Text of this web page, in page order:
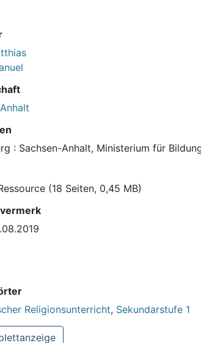
: Sachsen-Anhalt, Ministerium für
(18 Seiten, 0,45 MB)
Religionsunterricht, Sekundarstufe 1